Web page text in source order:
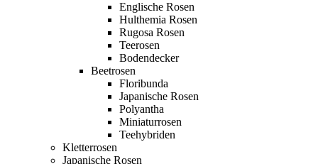
Englische Rosen
Hulthemia Rosen
Rugosa Rosen
Teerosen
Bodendecker
Beetrosen
Floribunda
Japanische Rosen
Polyantha
Miniaturrosen
Teehybriden
Kletterrosen
Japanische Rosen